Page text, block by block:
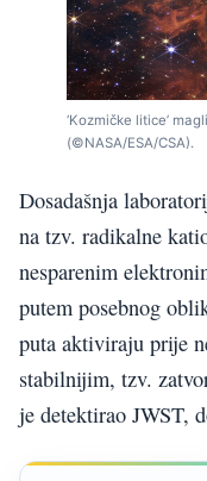
‘Kozmičke litice’
(©NASA/ESA/CSA).
Dosadašnja
na tzv. radikalne
nesparenim
putem posebnog
puta aktiviraju prije
stabilnijim, tzv.
je detektirao JWST,